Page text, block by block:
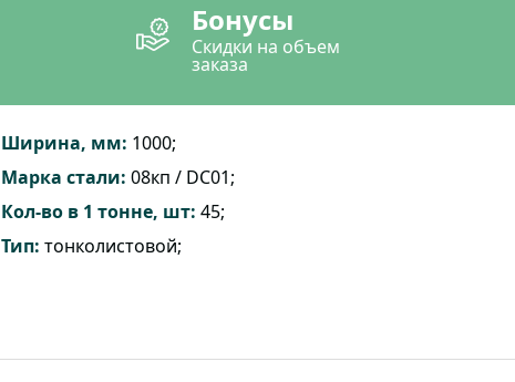
Бонусы
Скидки на объем
заказа
Ширина, мм: 1000;
Марка стали: 08кп / DC01;
Кол-во в 1 тонне, шт: 45;
Тип: тонколистовой;